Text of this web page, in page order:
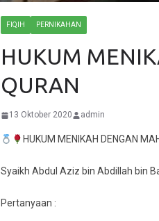
FIQIH PERNIKAHAN
HUKUM
QURAN
13 Oktober 2020 admin
HUKUM MENIKAH DENGAN
Syaikh Abdul Aziz bin Abdillah bin
Pertanyaan :